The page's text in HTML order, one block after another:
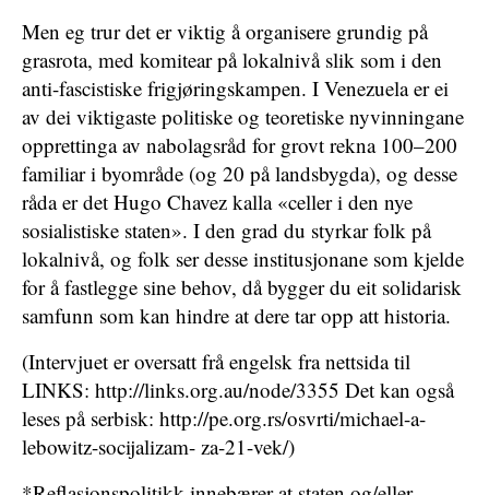
Men eg trur det er viktig å organisere grundig på
grasrota, med komitear på lokalnivå slik som i den
anti-fascistiske frigjøringskampen. I Venezuela er ei
av dei viktigaste politiske og teoretiske nyvinningane
opprettinga av nabolagsråd for grovt rekna 100–200
familiar i byområde (og 20 på landsbygda), og desse
råda er det Hugo Chavez kalla «celler i den nye
sosialistiske staten». I den grad du styrkar folk på
lokalnivå, og folk ser desse institusjonane som kjelde
for å fastlegge sine behov, då bygger du eit solidarisk
samfunn som kan hindre at dere tar opp att historia.
(Intervjuet er oversatt frå engelsk fra nettsida til
LINKS: http://links.org.au/node/3355 Det kan også
leses på serbisk: http://pe.org.rs/osvrti/michael-a-
lebowitz-socijalizam- za-21-vek/)